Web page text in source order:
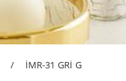
/ İMR-31 GRİ G